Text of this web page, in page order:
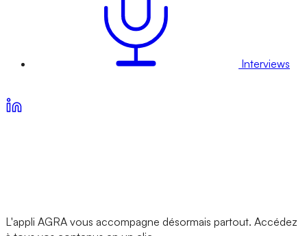
Interviews
L'appli AGRA vous accompagne désormais partout. Accédez